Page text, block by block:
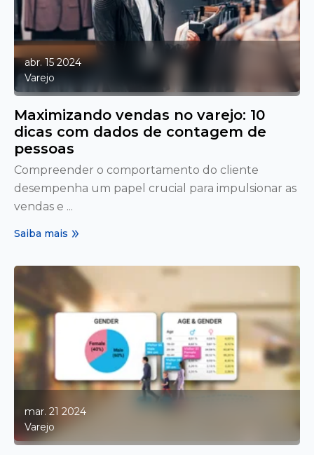
abr. 15 2024
Varejo
Maximizando vendas no varejo: 10
dicas com dados de contagem de
pessoas
Compreender o comportamento do cliente
desempenha um papel crucial para impulsionar as
vendas e ...
Saiba mais
mar. 21 2024
Varejo